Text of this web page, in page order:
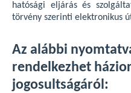
hatósági eljárás és
törvény szerinti elektronikus
Az alábbi
rendelkezhet
jogosultságáról: